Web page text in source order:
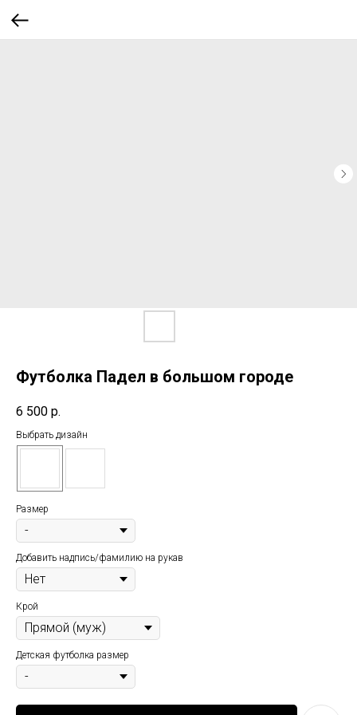
Футболка Падел в большом городе
6 500 р.
Выбрать дизайн
Размер
Добавить надпись/фамилию на рукав
Крой
Детская футболка размер